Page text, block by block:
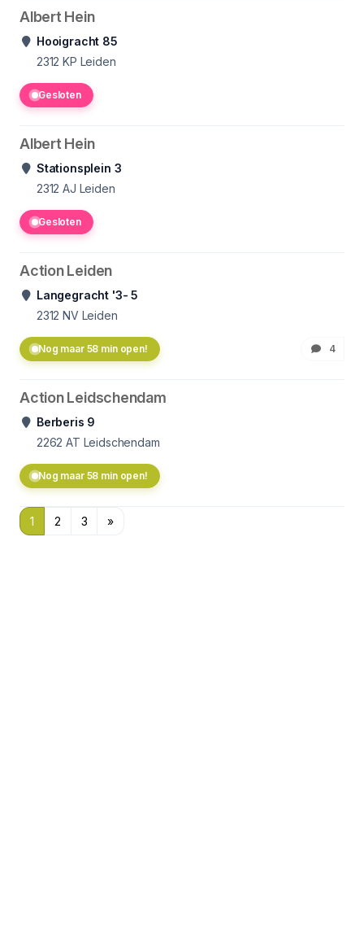
Albert Hein
Hooigracht 85
2312 KP Leiden
Gesloten
Albert Hein
Stationsplein 3
2312 AJ Leiden
Gesloten
Action Leiden
Langegracht '3- 5
2312 NV Leiden
Nog maar 58 min open! 4
Action Leidschendam
Berberis 9
2262 AT Leidschendam
Nog maar 58 min open!
1 2 3 »